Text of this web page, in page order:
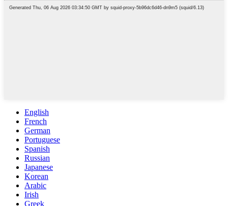
English
French
German
Portuguese
Spanish
Russian
Japanese
Korean
Arabic
Irish
Greek